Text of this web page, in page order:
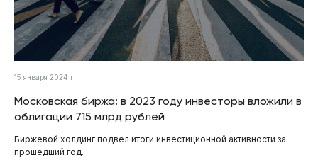
15 января 2024 г.
Московская биржа: в 2023 году инвесторы вложили в
облигации 715 млрд рублей
Биржевой холдинг подвел итоги инвестиционной активности за
прошедший год.